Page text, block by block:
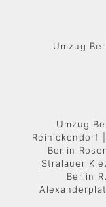
Umzug
Umzug
Reinickendorf
Berlin
Stralauer
Berlin